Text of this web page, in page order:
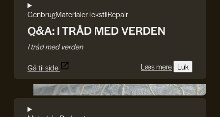
GenbrugMaterialerTekstilRepair
Q&A: I TRÅD MED VERDEN
I tråd med verden
Gå til side
Læs mere Luk
Julie Bach/Soffi Chanchira Larsen